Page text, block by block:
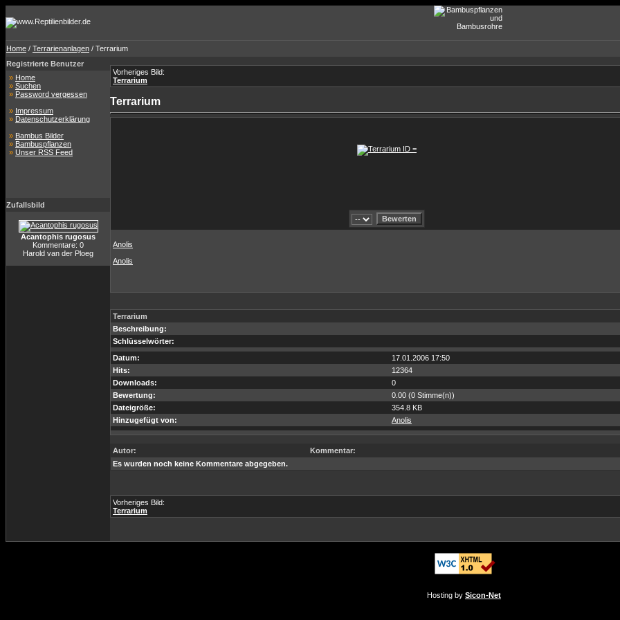
Home / Terrarienanlagen / Terrarium
Registrierte Benutzer
» Home
» Suchen
» Password vergessen
» Impressum
» Datenschutzerklärung
» Bambus Bilder
» Bambuspflanzen
» Unser RSS Feed
Zufallsbild
Acantophis rugosus
Kommentare: 0
Harold van der Ploeg
Vorheriges Bild:
Terrarium
Terrarium
Anolis
Anolis
Terrarium
Beschreibung:
Schlüsselwörter:
Datum:
17.01.2006 17:50
Hits:
12364
Downloads:
0
Bewertung:
0.00 (0 Stimme(n))
Dateigröße:
354.8 KB
Hinzugefügt von:
Anolis
Autor:
Kommentar:
Es wurden noch keine Kommentare abgegeben.
Vorheriges Bild:
Terrarium
Hosting by Sicon-Net